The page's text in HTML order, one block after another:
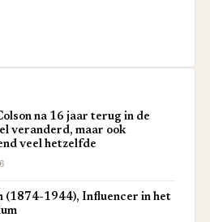
na 16 jaar terug in de
veranderd, maar ook
veel hetzelfde
(1874-1944), Influencer in het